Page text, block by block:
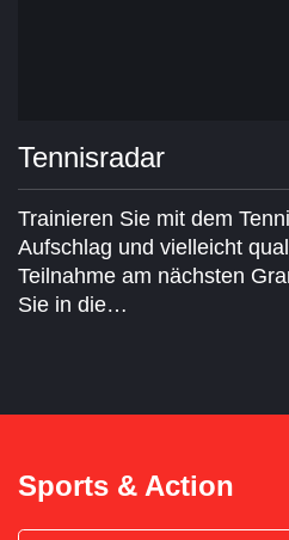
Sports & Action
Tennisradar
Trainieren Sie mit dem
Aufschlag und vielleicht
Teilnahme am nächsten
Sie in die…